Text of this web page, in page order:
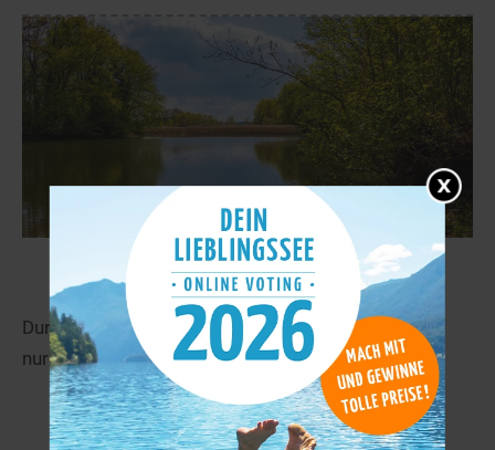
Lindenweiher 29,6 km
Durch Tieferlegung des Flusses Riß enthält der See
nur wenig Wasser. (RB)
mehr